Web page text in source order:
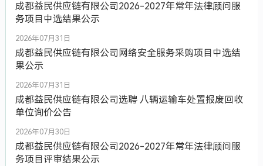
成都益民供应链有限公司2026-2027年常年法律顾问服
务项目中选结果公示
2026年07月31日
成都益民供应链有限公司网络安全服务采购项目中选结
果公示
2026年07月31日
成都益民供应链有限公司选聘 八辆运输车处置报废回收
单位询价公告
2026年07月30日
成都益民供应链有限公司2026-2027年常年法律顾问服
务项目评审结果公示